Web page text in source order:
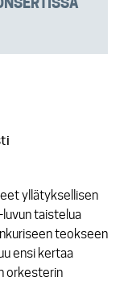
yllätyksellisen
taistelua
teokseen
ensi kertaa
orkesterin